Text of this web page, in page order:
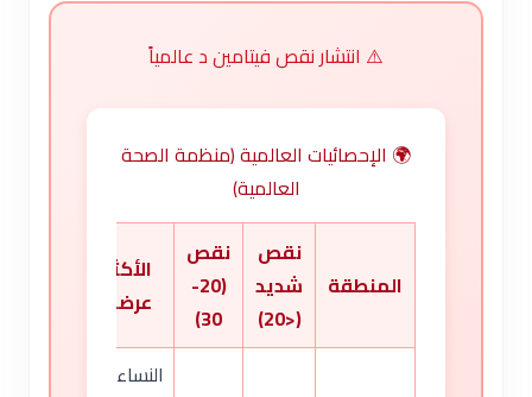
⚠️ انتشار نقص فيتامين د عالمياً
🌍 الإحصائيات العالمية (منظمة الصحة
العالمية)
المنطقة
نقص
شديد
(<20)
نقص
(20-
30)
الأكثر
عرضة
النساء